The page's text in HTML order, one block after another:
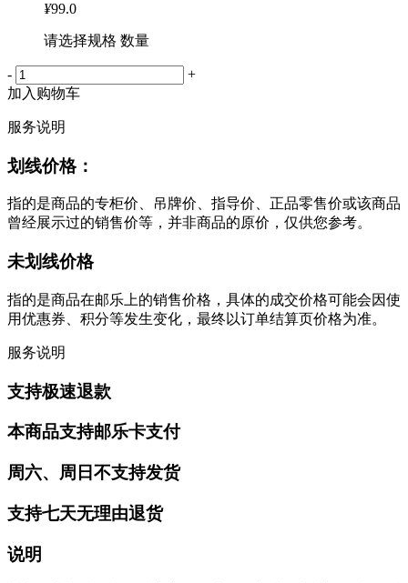
¥99.0
请选择规格 数量
-
+
加入购物车
服务说明
划线价格：
指的是商品的专柜价、吊牌价、指导价、正品零售价或该商品
曾经展示过的销售价等，并非商品的原价，仅供您参考。
未划线价格
指的是商品在邮乐上的销售价格，具体的成交价格可能会因使
用优惠券、积分等发生变化，最终以订单结算页价格为准。
服务说明
支持极速退款
本商品支持邮乐卡支付
周六、周日不支持发货
支持七天无理由退货
说明